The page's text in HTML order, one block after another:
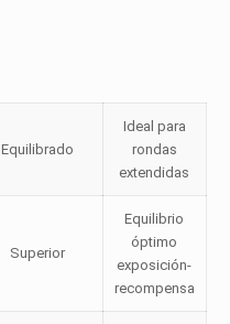
Equilibrado
Ideal para
rondas
extendidas
Superior
Equilibrio
óptimo
exposición-
recompensa